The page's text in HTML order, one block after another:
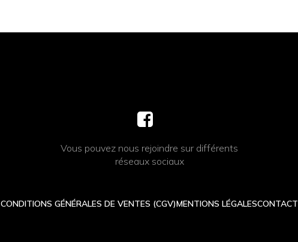
Vous pouvez nous rejoindre sur différents
réseaux sociaux
CONDITIONS GÉNÉRALES DE VENTES (CGV)MENTIONS LÉGALESCONTACT